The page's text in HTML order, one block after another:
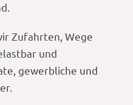
Zufahrten, Wege
und
gewerbliche und